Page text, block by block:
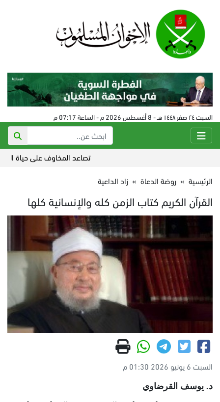
السبت ٢٤ صفر ١٤٤٨ هـ - 8 أغسطس 2026 م - الساعة 07:17 م
تصاعد المخاوف على حياة الطبيب
الرئيسية » روضة الدعاة » زاد الداعية
القرآن الكريم كتاب الزمن كله والإنسانية كلها
السبت 6 يونيو 2026 01:30 م
د. يوسف القرضاوي